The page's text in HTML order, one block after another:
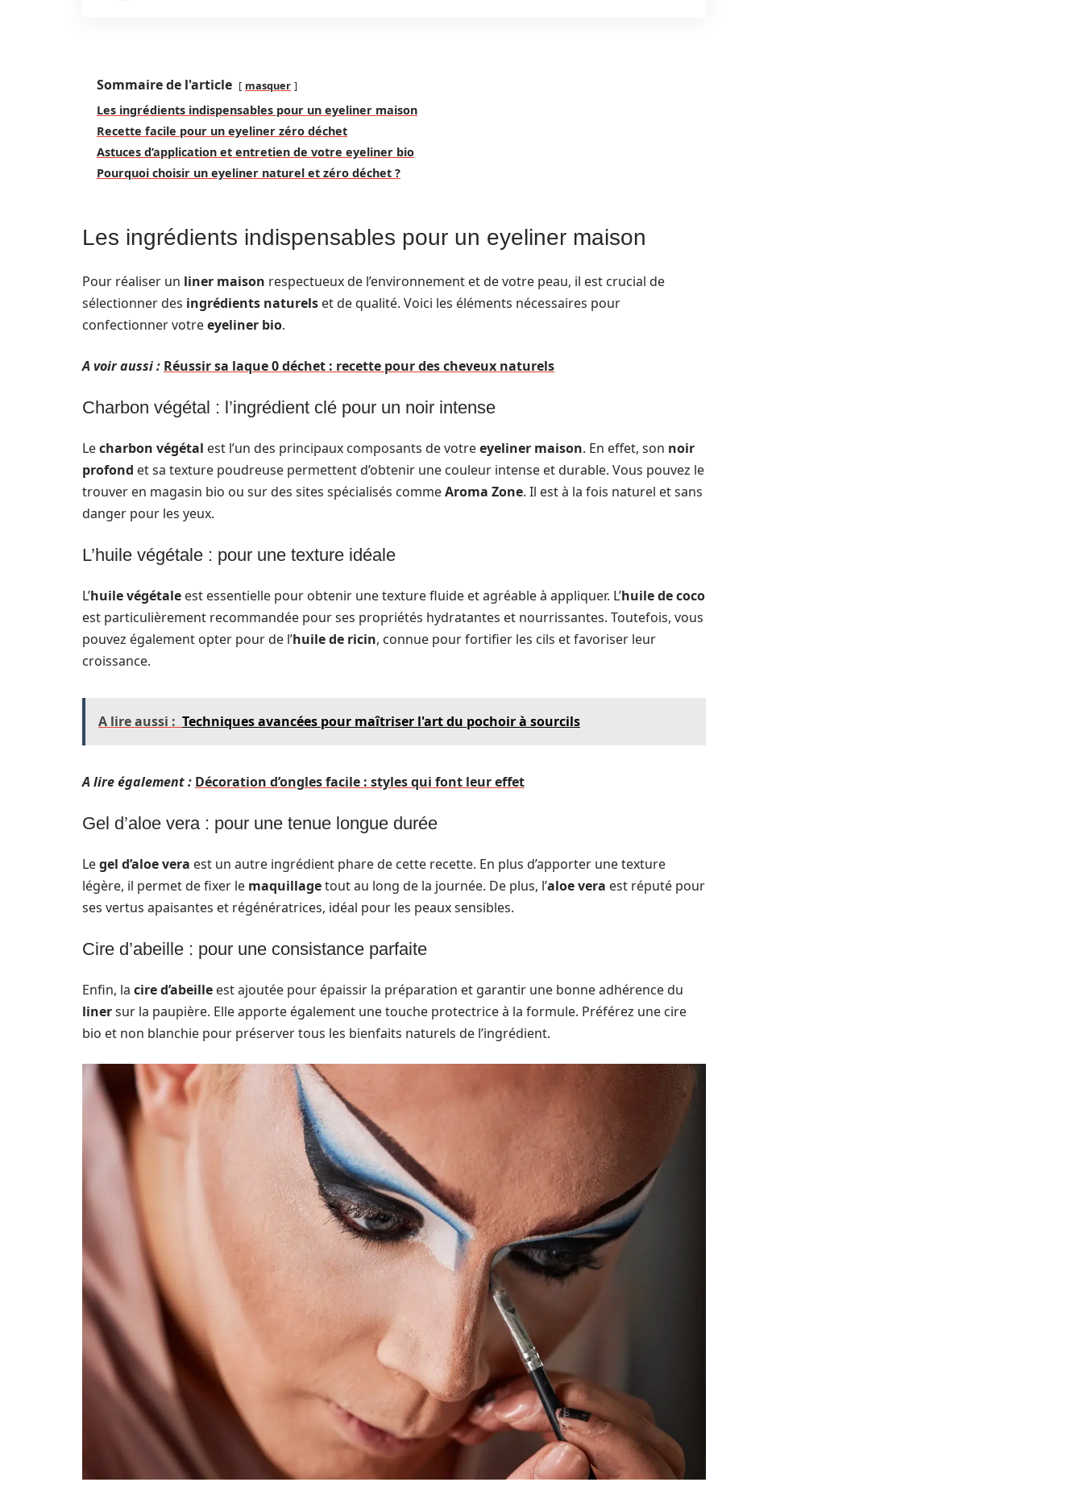
Sommaire de l'article masquer
Les ingrédients indispensables pour un eyeliner maison
Recette facile pour un eyeliner zéro déchet
Astuces d’application et entretien de votre eyeliner bio
Pourquoi choisir un eyeliner naturel et zéro déchet ?
Les ingrédients indispensables pour un eyeliner maison
Pour réaliser un liner maison respectueux de l’environnement et de votre peau, il est crucial de
sélectionner des ingrédients naturels et de qualité. Voici les éléments nécessaires pour
confectionner votreeyeliner bio.
A voir aussi : Réussir sa laque 0 déchet : recette pour des cheveux naturels
Charbon végétal : l’ingrédient clé pour un noir intense
Lecharbon végétal est l’un des principaux composants de votreeyeliner maison. En effet, son noir
profond et sa texture poudreuse permettent d’obtenir une couleur intense et durable. Vous pouvez le
trouver en magasin bio ou sur des sites spécialisés commeAroma Zone. Il est à la fois naturel et sans
danger pour les yeux.
L’huile végétale : pour une texture idéale
L’huile végétale est essentielle pour obtenir une texture fluide et agréable à appliquer. L’huile de coco
est particulièrement recommandée pour ses propriétés hydratantes et nourrissantes. Toutefois, vous
pouvez également opter pour de l’huile de ricin, connue pour fortifier les cils et favoriser leur
croissance.
A lire aussi : Techniques avancées pour maîtriser l'art du pochoir à sourcils
A lire également : Décoration d’ongles facile : styles qui font leur effet
Gel d’aloe vera : pour une tenue longue durée
Legel d’aloe vera est un autre ingrédient phare de cette recette. En plus d’apporter une texture
légère, il permet de fixer le maquillagetout au long de la journée. De plus, l’aloe vera est réputé pour
ses vertus apaisantes et régénératrices, idéal pour les peaux sensibles.
Cire d’abeille : pour une consistance parfaite
Enfin, la cire d’abeille est ajoutée pour épaissir la préparation et garantir une bonne adhérence du
linersur la paupière. Elle apporte également une touche protectrice à la formule. Préférez une cire
bio et non blanchie pour préserver tous les bienfaits naturels de l’ingrédient.